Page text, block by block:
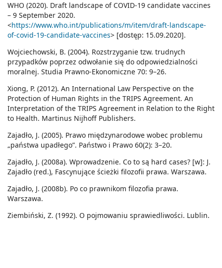
WHO (2020). Draft landscape of COVID-19 candidate vaccines
– 9 September 2020.
<https://www.who.int/publications/m/item/draft-landscape-
of-covid-19-candidate-vaccines> [dostęp: 15.09.2020].
Wojciechowski, B. (2004). Rozstrzyganie tzw. trudnych
przypadków poprzez odwołanie się do odpowiedzialności
moralnej. Studia Prawno-Ekonomiczne 70: 9–26.
Xiong, P. (2012). An International Law Perspective on the
Protection of Human Rights in the TRIPS Agreement. An
Interpretation of the TRIPS Agreement in Relation to the Right
to Health. Martinus Nijhoff Publishers.
Zajadło, J. (2005). Prawo międzynarodowe wobec problemu
„państwa upadłego”. Państwo i Prawo 60(2): 3–20.
Zajadło, J. (2008a). Wprowadzenie. Co to są hard cases? [w]: J.
Zajadło (red.), Fascynujące ścieżki filozofii prawa. Warszawa.
Zajadło, J. (2008b). Po co prawnikom filozofia prawa.
Warszawa.
Ziembiński, Z. (1992). O pojmowaniu sprawiedliwości. Lublin.